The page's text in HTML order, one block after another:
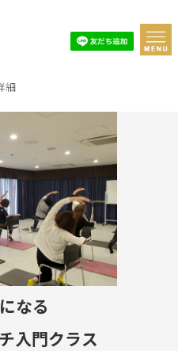
細
なる
入門クラス